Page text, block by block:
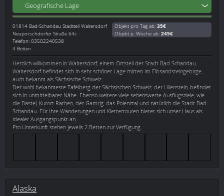
Geografische Lage
01814 Bad-Schandau Stadtteil Waltersdorf
Neuporschdorfer Straße 64c
Telefon: 03502240538
4 Betten
Objekt pro Tag ab: 35€
Objekt p. Woche ab: 245€
Herzlich willkommen in Waltersdorf, einem Ortsteil der Stadt Bad Schandau.
Waltersdorf befindet sich in sehr schöner Lage mitten im Elbsandsteingebirge,
auch bekannt als Sächsische Schweiz.
Der wohl bekannteste Tafelberg der Sächsischen Schweiz, der Lilienstein, befindet
sich in unmittelbarer Nähe. Ebenso weitere viele sehenswerte Ausflugsziele, wie
die Bastei, Kurort Rathen, der Gamrig, das Polenztal und natürlich die Stadt Bad
Schandau. Für Ihre Wanderungen und Klettertouren bietet sich unser Haus als
idealer Ausgangspunkt an.
Pro Unterkunft stehen jeweils 2 Betten zur Verfügung.
Alaska